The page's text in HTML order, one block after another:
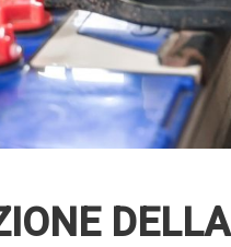
DELLA